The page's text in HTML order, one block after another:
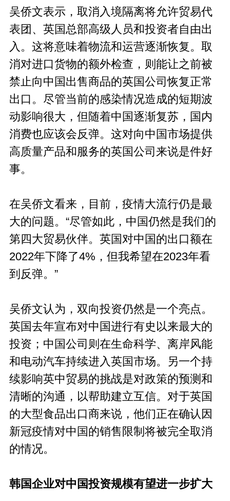
吴侨文表示，取消入境隔离将允许贸易代
表团、英国总部高级人员和投资者自由出
入。这将意味着物流和运营逐渐恢复。取
消对进口货物的额外检查，则能让之前被
禁止向中国出售商品的英国公司恢复正常
出口。尽管当前的感染情况造成的短期波
动影响很大，但随着中国逐渐复苏，国内
消费也应该会反弹。这对向中国市场提供
高质量产品和服务的英国公司来说是件好
事。
在吴侨文看来，目前，疫情大流行仍是最
大的问题。“尽管如此，中国仍然是我们的
第四大贸易伙伴。英国对中国的出口额在
2022年下降了4%，但我希望在2023年看
到反弹。”
吴侨文认为，双向投资仍然是一个亮点。
英国去年宣布对中国进行有史以来最大的
投资；中国公司则在生命科学、离岸风能
和电动汽车持续进入英国市场。另一个持
续影响英中贸易的挑战是对政策的预测和
清晰的沟通，以帮助建立互信。对于英国
的大型食品出口商来说，他们正在确认因
新冠疫情对中国的销售限制将被完全取消
的情况。
韩国企业对中国投资规模有望进一步扩大